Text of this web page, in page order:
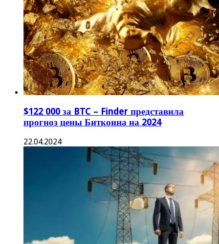
$122 000 за BTC – Finder представила
прогноз цены Биткоина на 2024
22.04.2024